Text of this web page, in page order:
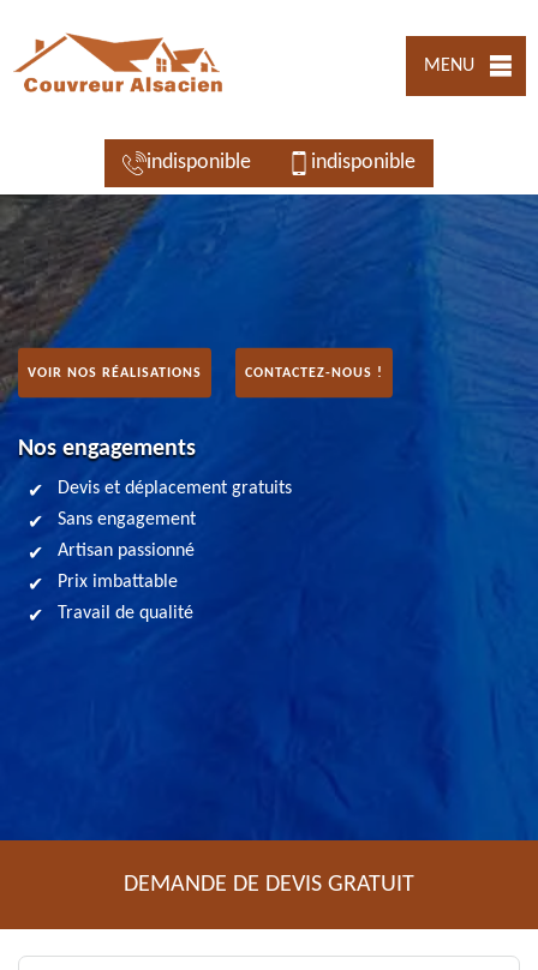
MENU
indisponible indisponible
VOIR NOS RÉALISATIONS CONTACTEZ-NOUS !
Nos engagements
Devis et déplacement gratuits
Sans engagement
Artisan passionné
Prix imbattable
Travail de qualité
DEMANDE DE DEVIS GRATUIT